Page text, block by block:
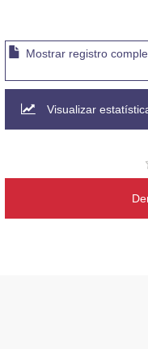
Mostrar registro
Visualizar